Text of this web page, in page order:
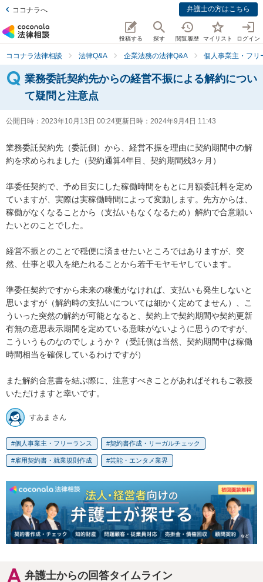
ココナラへ 弁護士の方はこちら
投稿する 探す 閲覧履歴 マイリスト ログイン
ココナラ法律相談 法律Q&A 企業法務の法律Q&A 個人事業主・フリ
業務委託契約先からの経営不振による解約につい
て疑問と注意点
公開日時： 2023年10月13日 00:24更新日時： 2024年9月4日 11:43
業務委託契約先（委託側）から、経営不振を理由に契約期間中の解
約を求められました（契約通算4年目、契約期間残3ヶ月）
準委任契約で、予め目安にした稼働時間をもとに月額委託料を定め
ていますが、実際は実稼働時間によって変動します。先方からは、
稼働がなくなることから（支払いもなくなるため）解約で合意願い
たいとのことでした。
経営不振とのことで穏便に済ませたいところではありますが、突
然、仕事と収入を絶たれることから若干モヤモヤしています。
準委任契約ですから未来の稼働がなければ、支払いも発生しないと
思いますが（解約時の支払いについては細かく定めてません）、こ
ういった突然の解約が可能となると、契約上で契約期間や契約更新
有無の意思表示期間を定めている意味がないように思うのですが、
こういうものなのでしょうか？（受託側は当然、契約期間中は稼働
時間相当を確保しているわけですが）
また解約合意書を結ぶ際に、注意すべきことがあればそれもご教授
いただけますと幸いです。
すあま さん
個人事業主・フリーランス 契約書作成・リーガルチェック
雇用契約書・就業規則作成 芸能・エンタメ業界
弁護士からの回答タイムライン